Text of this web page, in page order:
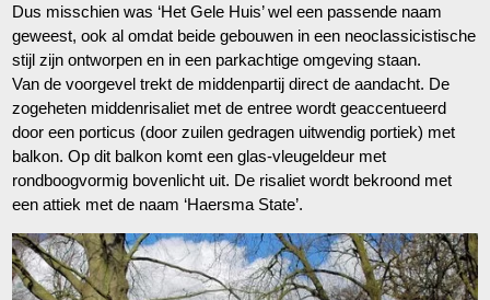
Dus misschien was ‘Het Gele Huis’ wel een passende naam
geweest, ook al omdat beide gebouwen in een neoclassicistische
stijl zijn ontworpen en in een parkachtige omgeving staan.
Van de voorgevel trekt de middenpartij direct de aandacht. De
zogeheten middenrisaliet met de entree wordt geaccentueerd
door een porticus (door zuilen gedragen uitwendig portiek) met
balkon. Op dit balkon komt een glas-vleugeldeur met
rondboogvormig bovenlicht uit. De risaliet wordt bekroond met
een attiek met de naam ‘Haersma State’.